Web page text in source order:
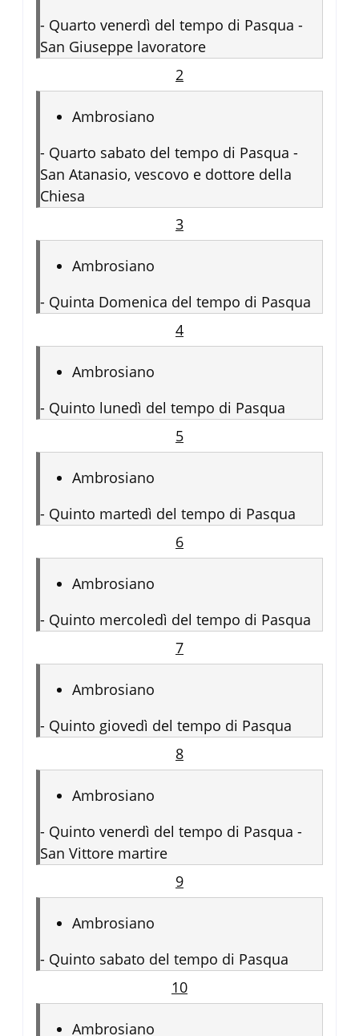
- Quarto venerdì del tempo di Pasqua -
San Giuseppe lavoratore
2
Ambrosiano
- Quarto sabato del tempo di Pasqua -
San Atanasio, vescovo e dottore della
Chiesa
3
Ambrosiano
- Quinta Domenica del tempo di Pasqua
4
Ambrosiano
- Quinto lunedì del tempo di Pasqua
5
Ambrosiano
- Quinto martedì del tempo di Pasqua
6
Ambrosiano
- Quinto mercoledì del tempo di Pasqua
7
Ambrosiano
- Quinto giovedì del tempo di Pasqua
8
Ambrosiano
- Quinto venerdì del tempo di Pasqua -
San Vittore martire
9
Ambrosiano
- Quinto sabato del tempo di Pasqua
10
Ambrosiano